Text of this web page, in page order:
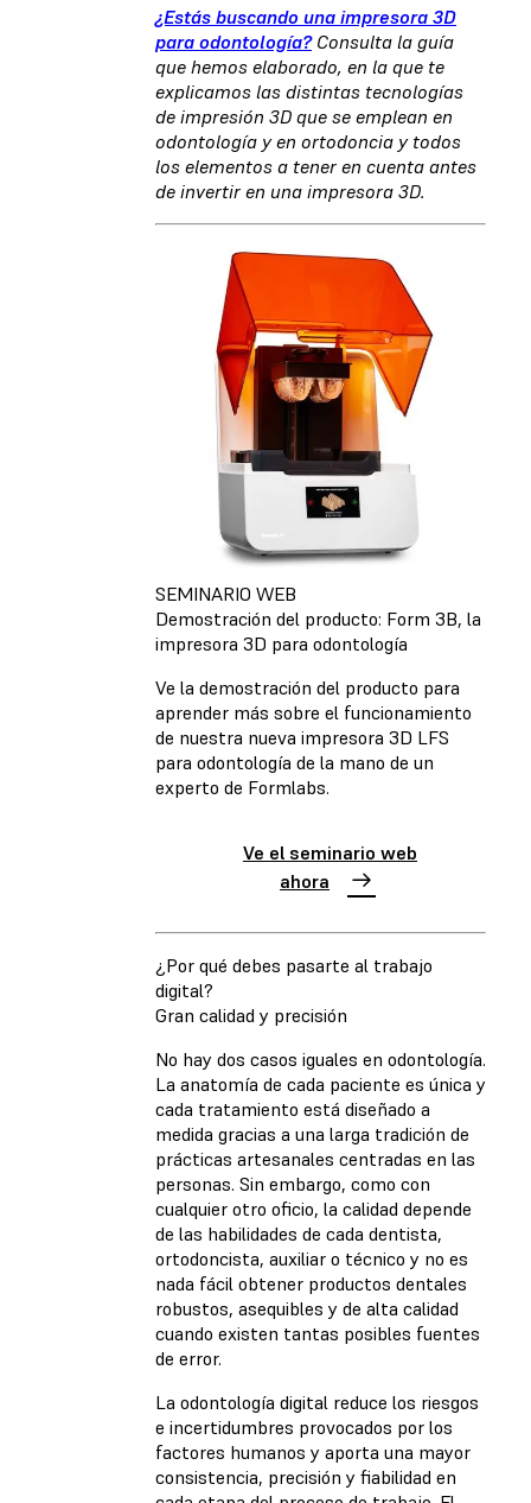
¿Estás buscando una impresora 3D
para odontología?Consulta la guía
que hemos elaborado, en la que te
explicamos las distintas tecnologías
de impresión 3D que se emplean en
odontología y en ortodoncia y todos
los elementos a tener en cuenta antes
de invertir en una impresora 3D.
SEMINARIO WEB
Demostración del producto: Form 3B, la
impresora 3D para odontología
Ve la demostración del producto para
aprender más sobre el funcionamiento
de nuestra nueva impresora 3D LFS
para odontología de la mano de un
experto de Formlabs.
Ve el seminario web
ahora
¿Por qué debes pasarte al trabajo
digital?
Gran calidad y precisión
No hay dos casos iguales en odontología.
La anatomía de cada paciente es única y
cada tratamiento está diseñado a
medida gracias a una larga tradición de
prácticas artesanales centradas en las
personas. Sin embargo, como con
cualquier otro oficio, la calidad depende
de las habilidades de cada dentista,
ortodoncista, auxiliar o técnico y no es
nada fácil obtener productos dentales
robustos, asequibles y de alta calidad
cuando existen tantas posibles fuentes
de error.
La odontología digital reduce los riesgos
e incertidumbres provocados por los
factores humanos y aporta una mayor
consistencia, precisión y fiabilidad en